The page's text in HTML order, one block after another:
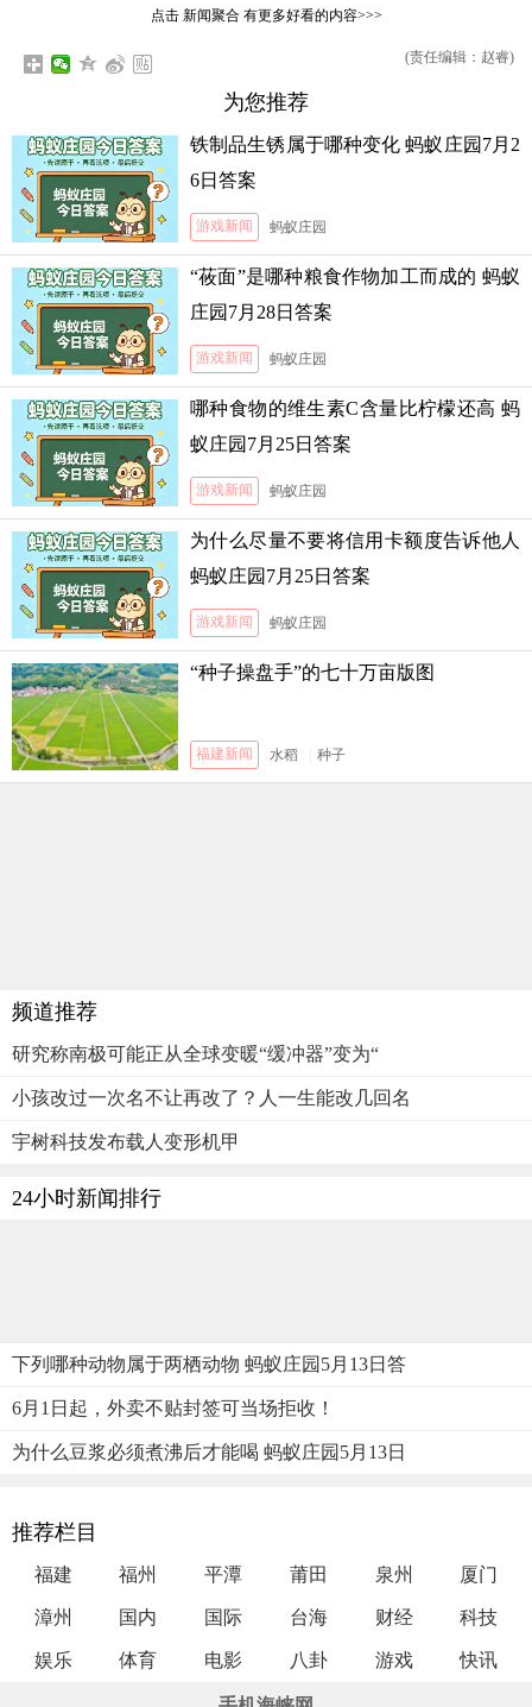
点击 新闻聚合有更多好看的内容>>>
(责任编辑：赵睿)
为您推荐
铁制品生锈属于哪种变化 蚂蚁庄园7月2
6日答案
游戏新闻 蚂蚁庄园
“莜面”是哪种粮食作物加工而成的 蚂蚁
庄园7月28日答案
游戏新闻 蚂蚁庄园
哪种食物的维生素C含量比柠檬还高 蚂
蚁庄园7月25日答案
游戏新闻 蚂蚁庄园
为什么尽量不要将信用卡额度告诉他人
蚂蚁庄园7月25日答案
游戏新闻 蚂蚁庄园
“种子操盘手”的七十万亩版图
福建新闻 水稻 种子
频道推荐
研究称南极可能正从全球变暖“缓冲器”变为“
小孩改过一次名不让再改了？人一生能改几回名
宇树科技发布载人变形机甲
24小时新闻排行
下列哪种动物属于两栖动物 蚂蚁庄园5月13日答
6月1日起，外卖不贴封签可当场拒收！
为什么豆浆必须煮沸后才能喝 蚂蚁庄园5月13日
推荐栏目
福建 福州 平潭 莆田 泉州 厦门
漳州 国内 国际 台海 财经 科技
娱乐 体育 电影 八卦 游戏 快讯